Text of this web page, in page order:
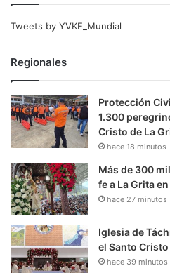
Tweets by YVKE_Mundial
Regionales
Protección
1.300
Cristo de La
hace 18 minutos
Más de 300
fe a La Grita
hace 27 minutos
Iglesia de
el Santo Cristo
hace 39 minutos